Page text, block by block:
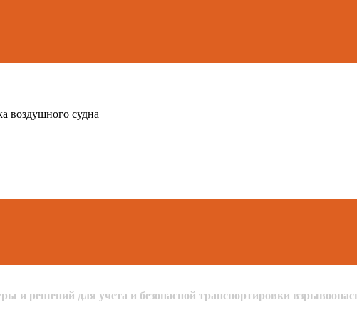
воздушного судна
и решений для учета и безопасной транспортировки